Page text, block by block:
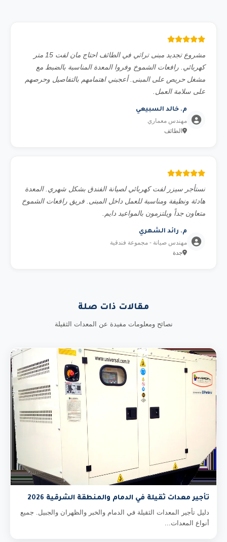
مشروع تجديد مبنى تراثي في الطائف احتاج مان لفت 15 متر
كهربائي. رافعات الشموخ وفروا المعدة المناسبة بالضبط مع
مشغل حريص على المبنى. أعجبني اهتمامهم بالتفاصيل وحرصهم
على سلامة العمل.
م. خالد السبيعي
مهندس معماري
الطائف
نستأجر سيزر لفت كهربائي لصيانة الفندق بشكل شهري. المعدة
هادئة ونظيفة ومناسبة للعمل داخل المبنى. فريق رافعات الشموخ
متعاون جداً ويلتزمون بالمواعيد دايم.
م. رائد الشهري
مهندس صيانة - مجموعة فندقية
جدة
مقالات ذات صلة
نصائح ومعلومات مفيدة عن المعدات الثقيلة
تأجير معدات ثقيلة في الدمام والمنطقة الشرقية 2026
دليل تأجير المعدات الثقيلة في الدمام والخبر والظهران والجبيل. جميع
أنواع المعدات...